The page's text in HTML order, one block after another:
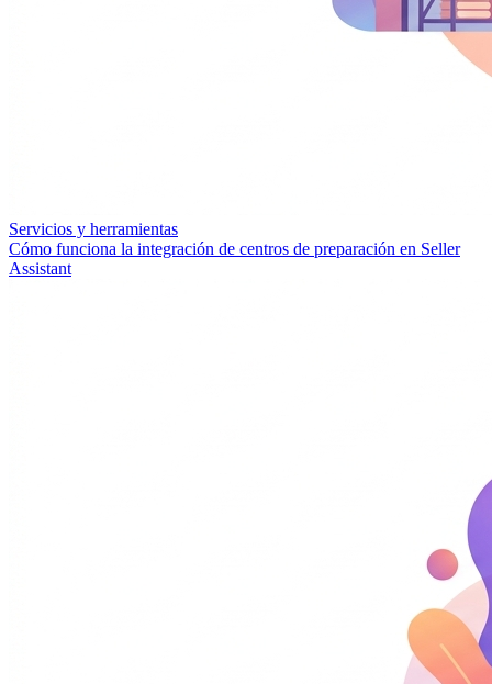
Servicios y herramientas
Cómo funciona la integración de centros de preparación en Seller
Assistant